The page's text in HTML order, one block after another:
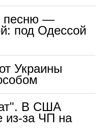
песню —
под Одессой
Украины
В США
из-за ЧП на